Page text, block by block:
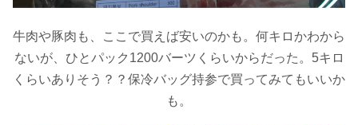
牛肉や豚肉も、ここで買えば安いのかも。何キロかわから
ないが、ひとパック1200バーツくらいからだった。5キロ
くらいありそう？？保冷バッグ持参で買ってみてもいいか
も。